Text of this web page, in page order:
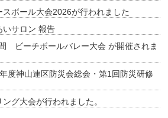
ボール大会2026が行われました
サロン 報告
ビーチボールバレー大会 が開催されま
度神山連区防災会総会・第1回防災研修
グ大会が行われました。